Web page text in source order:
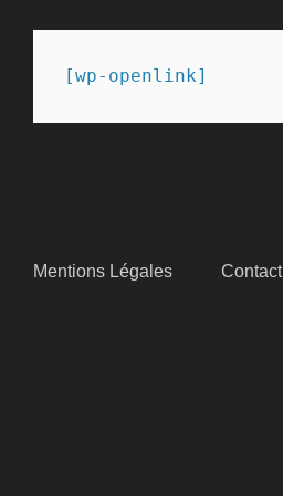
[wp-openlink]
Mentions Légales Contact